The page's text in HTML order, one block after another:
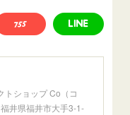
トショップ Co（コ
井県福井市大手3-1-